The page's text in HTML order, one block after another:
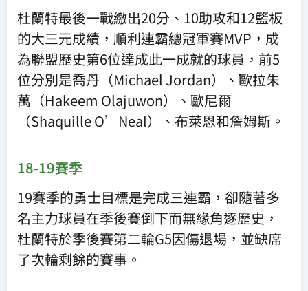
杜蘭特最後一戰繳出20分、10助攻和12籃板
的大三元成績，順利連霸總冠軍賽MVP，成
為聯盟歷史第6位達成此一成就的球員，前5
位分別是喬丹（Michael Jordan）、歐拉朱
萬（Hakeem Olajuwon）、歐尼爾
（Shaquille O’Neal）、布萊恩和詹姆斯。
18-19賽季
19賽季的勇士目標是完成三連霸，卻隨著多
名主力球員在季後賽倒下而無緣角逐歷史，
杜蘭特於季後賽第二輪G5因傷退場，並缺席
了次輪剩餘的賽事。